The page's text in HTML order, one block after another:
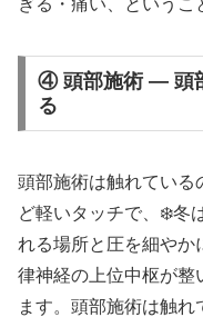
ぎる・痛い、というこ
④ 頭部施術 — 頭
る
頭部施術は触れている
ど軽いタッチで、❄️冬
れる場所と圧を細やか
律神経の上位中枢が整
ます。頭部施術は触